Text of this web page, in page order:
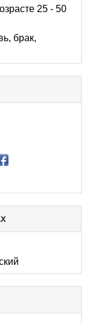
25 - 50
брак,
to
contents